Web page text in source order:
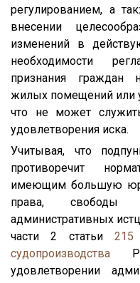
регулированием, а
внесении
изменений в
необходимости
признания граждан
жилых помещений или
что не может
удовлетворения иска.
Учитывая, что
противоречит
имеющим большую
права, свободы
административных
части 2 статьи215
судопроизводства
удовлетворении